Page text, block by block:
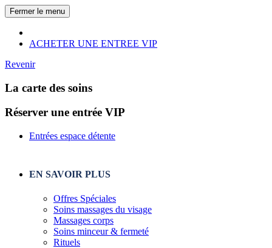
Fermer le menu
ACHETER UNE ENTREE VIP
Revenir
La carte des soins
Réserver une entrée VIP
Entrées espace détente
EN SAVOIR PLUS
Offres Spéciales
Soins massages du visage
Massages corps
Soins minceur & fermeté
Rituels